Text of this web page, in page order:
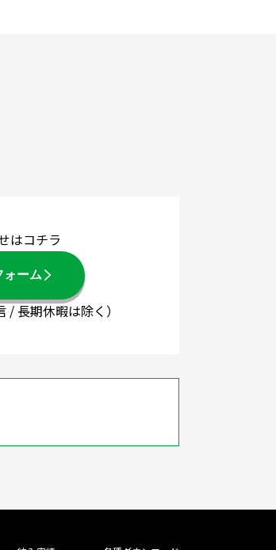
はコチラ
ォーム
/ 長期休暇は除く）